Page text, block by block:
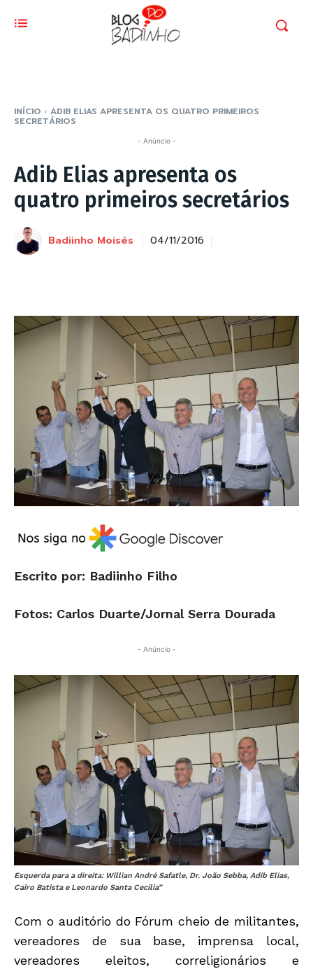
INÍCIO ADIB ELIAS APRESENTA OS QUATRO PRIMEIROS
SECRETÁRIOS
- Anúncio -
Adib Elias apresenta os
quatro primeiros secretários
Badiinho Moisés 04/11/2016
Escrito por: Badiinho Filho
Fotos: Carlos Duarte/Jornal Serra Dourada
- Anúncio -
Esquerda para a direita: Willian André Safatle, Dr. João Sebba, Adib Elias,
Cairo Batista e Leonardo Santa Cecília”
Com o auditório do Fórum cheio de militantes,
vereadores de sua base, imprensa local,
vereadores eleitos, correligionários e